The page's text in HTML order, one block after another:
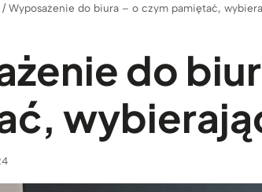
/Wyposażenie do biura – o czym pamiętać,
do